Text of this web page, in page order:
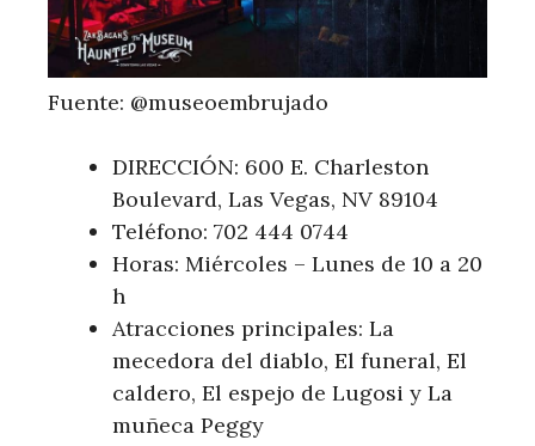
Fuente: @museoembrujado
DIRECCIÓN: 600 E. Charleston
Boulevard, Las Vegas, NV 89104
Teléfono: 702 444 0744
Horas: Miércoles – Lunes de 10 a 20
h
Atracciones principales: La
mecedora del diablo, El funeral, El
caldero, El espejo de Lugosi y La
muñeca Peggy